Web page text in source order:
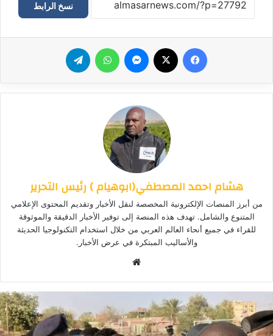
نسخ الرابط
هشام احمد المصطفي(ابوهيام ) رئيس التحرير
من أبرز المنصات الإلكترونية المخصصة لنقل الأخبار وتقديم المحتوى الإعلامي
المتنوع والشامل. تهدف هذه المنصة إلى توفير الأخبار الدقيقة والموثوقة
للقراء في جميع أنحاء العالم العربي من خلال استخدام التكنولوجيا الحديثة
والأساليب المبتكرة في عرض الأخبار.
الوي